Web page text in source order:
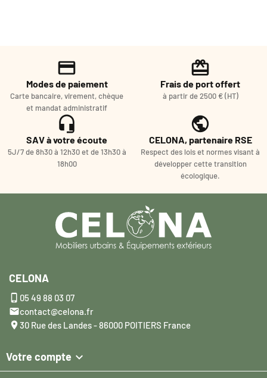
Modes de paiement
Carte bancaire, virement, chèque
et mandat administratif
Frais de port offert
à partir de 2500 € (HT)
SAV à votre écoute
5J/7 de 8h30 à 12h30 et de 13h30 à
18h00
CELONA, partenaire RSE
Respect des lois et normes visant à
développer cette transition
écologique.
CELONA
 05 49 88 03 07
contact@celona.fr
30 Rue des Landes - 86000 POITIERS France
Votre compte 